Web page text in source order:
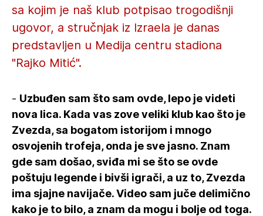
sa kojim je naš klub potpisao trogodišnji
ugovor, a stručnjak iz Izraela je danas
predstavljen u Medija centru stadiona
"Rajko Mitić".
- Uzbuđen sam što sam ovde, lepo je videti
nova lica. Kada vas zove veliki klub kao što je
Zvezda, sa bogatom istorijom i mnogo
osvojenih trofeja, onda je sve jasno. Znam
gde sam došao, sviđa mi se što se ovde
poštuju legende i bivši igrači, a uz to, Zvezda
ima sjajne navijače. Video sam juče delimično
kako je to bilo, a znam da mogu i bolje od toga.